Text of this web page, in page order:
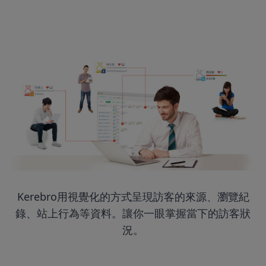
Kerebro用視覺化的方式呈現訪客的來源、瀏覽紀
錄、站上行為等資料。讓你一眼掌握當下的訪客狀
況。